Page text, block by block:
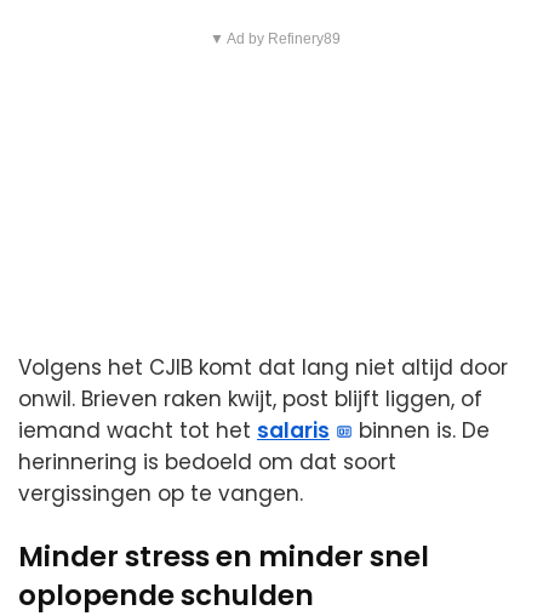
▼ Ad by Refinery89
Volgens het CJIB komt dat lang niet altijd door
onwil. Brieven raken kwijt, post blijft liggen, of
iemand wacht tot het salaris
binnen is. De
herinnering is bedoeld om dat soort
vergissingen op te vangen.
Minder stress en minder snel
oplopende schulden